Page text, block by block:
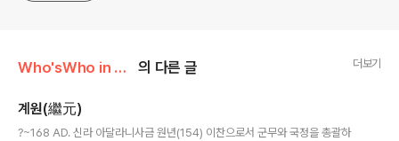
Who'sWho in Ancient Korea 의 다른 글 더보기
계원(繼元)
?~168 AD. 신라 아달라니사금 원년(154) 이찬으로서 군무와 국정을 총괄하